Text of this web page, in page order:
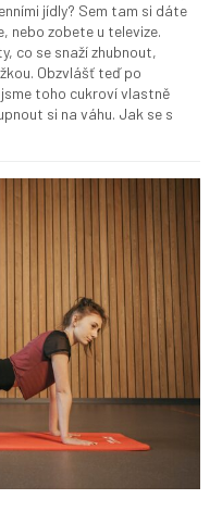
jídly? Sem tam si dáte
nebo zobete u televize.
co se snaží zhubnout,
Obzvlášť teď po
toho cukroví vlastně
si na váhu. Jak se s